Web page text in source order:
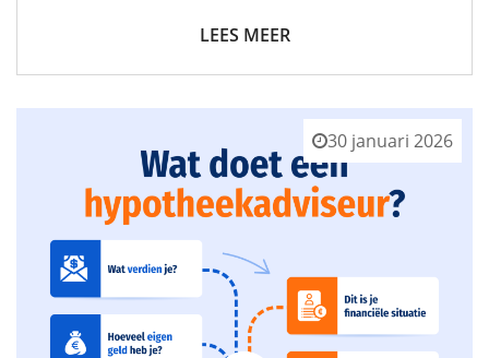
LEES MEER
30 januari 2026